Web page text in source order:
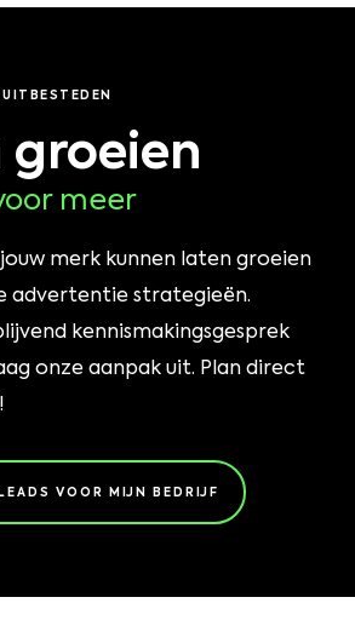
groeien
meer
merk kunnen laten groeien
advertentie strategieën.
kennismakingsgesprek
onze aanpak uit. Plan direct
VOOR MIJN BEDRIJF